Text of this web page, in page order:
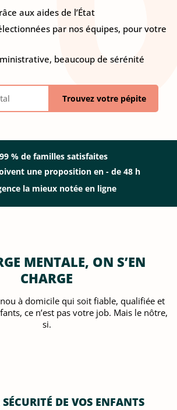
aux aides de l’État
par nos équipes, pour votre
beaucoup de sérénité
Trouvez votre pépite
% de familles satisfaites
une proposition en - de 48 h
la mieux notée en ligne
MENTALE, ON S’EN
CHARGE
à domicile qui soit fiable, qualifiée et
ce n’est pas votre job. Mais le nôtre,
si.
DE VOS ENFANTS